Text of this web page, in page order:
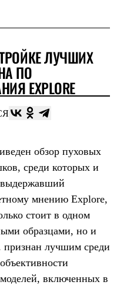
ТРОЙКЕ ЛУЧШИХ
ПО
EXPLORE
обзор пуховых
среди которых и
мнению Explore,
стоит в одном
образцами, но и
признан лучшим среди
включенных в